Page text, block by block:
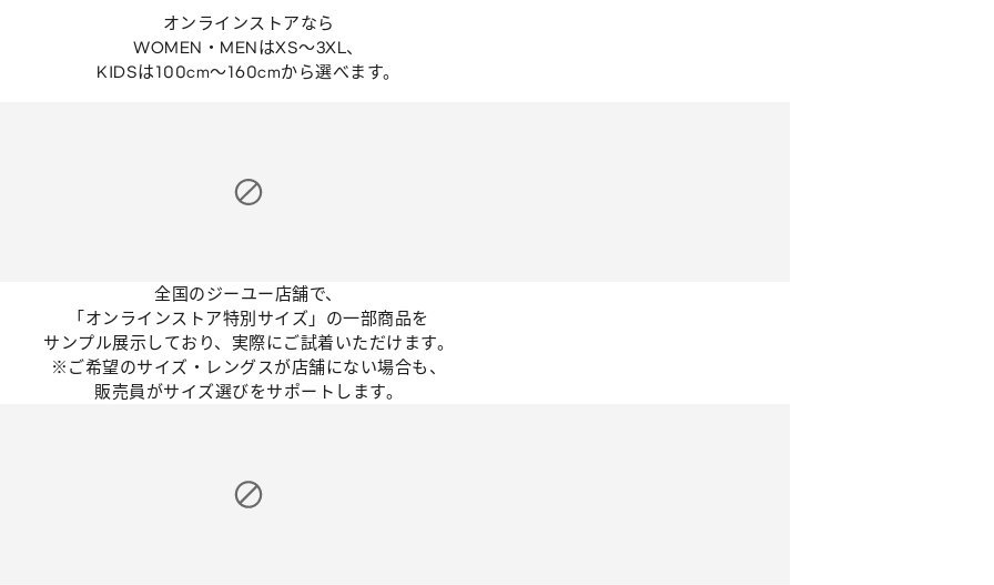
オンラインストアなら
WOMEN・MENはXS～3XL、
KIDSは100cm～160cmから選べます。
全国のジーユー店舗で、
「オンラインストア特別サイズ」の一部商品を
サンプル展示しており、実際にご試着いただけます。
※ご希望のサイズ・レングスが店舗にない場合も、
販売員がサイズ選びをサポートします。